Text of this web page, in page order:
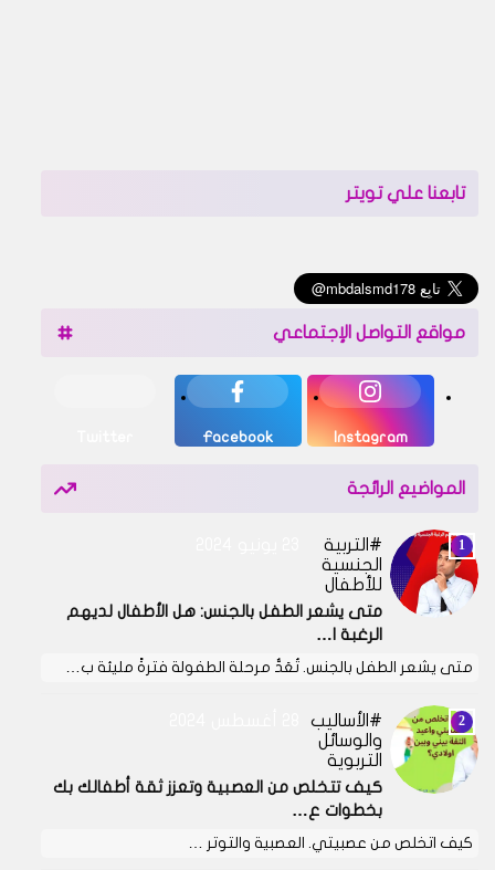
تابعنا علي تويتر
مواقع التواصل الإجتماعي
Instagram
Facebook
المواضيع الرائجة
التربية
الجنسية
للأطفال
متى يشعر الطفل بالجنس: هل الأطفال لديهم
الرغبة ا…
متى يشعر الطفل بالجنس. تُعَدُّ مرحلة الطفولة فترةً مليئة ب…
الأساليب
والوسائل
التربوية
كيف تتخلص من العصبية وتعزز ثقة أطفالك بك
بخطوات ع…
كيف اتخلص من عصبيتي. العصبية والتوتر …